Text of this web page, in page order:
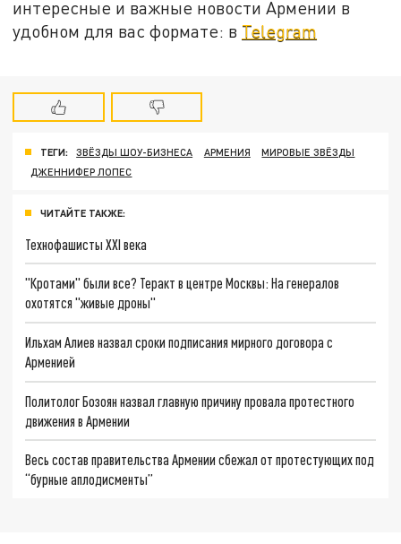
интересные и важные новости Армении в
удобном для вас формате: в Telegram
ТЕГИ: ЗВЁЗДЫ ШОУ-БИЗНЕСА АРМЕНИЯ
МИРОВЫЕ ЗВЁЗДЫ
ДЖЕННИФЕР ЛОПЕС
ЧИТАЙТЕ ТАКЖЕ:
Технофашисты XXI века
"Кротами" были все? Теракт в центре Москвы: На генералов
охотятся "живые дроны"
Ильхам Алиев назвал сроки подписания мирного договора с
Арменией
Политолог Бозоян назвал главную причину провала протестного
движения в Армении
Весь состав правительства Армении сбежал от протестующих под
“бурные аплодисменты”